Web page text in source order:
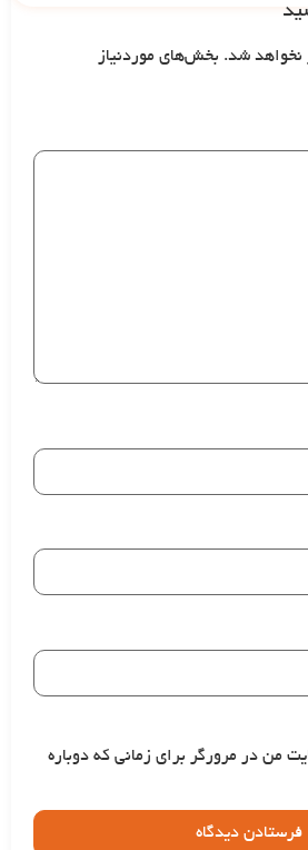
نخواهد شد. بخش‌های موردنیاز
من در مرورگر برای زمانی که دوباره